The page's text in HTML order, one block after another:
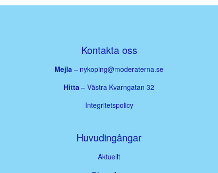
Kontakta oss
Mejla – nykoping@moderaterna.se
Hitta – Västra Kvarngatan 32
Integritetspolicy
Huvudingångar
Aktuellt